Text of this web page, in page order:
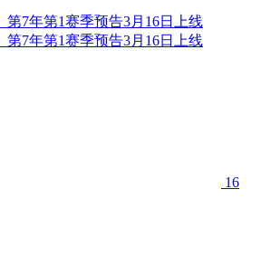
7年第1赛季预告3月16日上线
7年第1赛季预告3月16日上线
16